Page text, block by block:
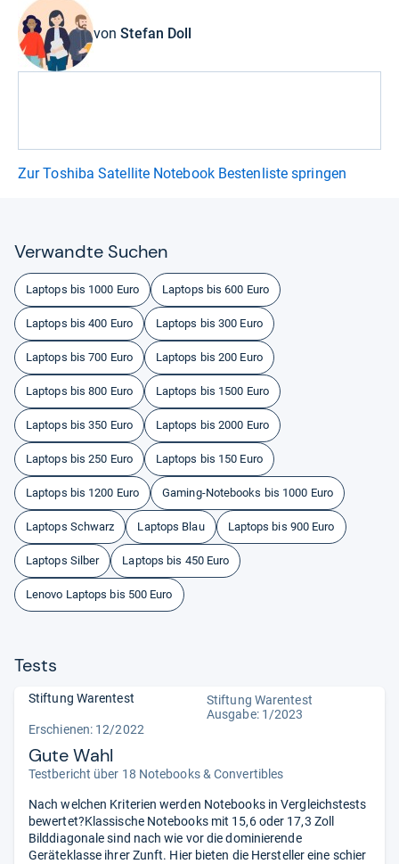
vonStefan Doll
Zur Toshiba Satellite Notebook Bestenliste springen
Ver­wandte Suchen
Laptops bis 1000 Euro Laptops bis 600 Euro
Laptops bis 400 Euro Laptops bis 300 Euro
Laptops bis 700 Euro Laptops bis 200 Euro
Laptops bis 800 Euro Laptops bis 1500 Euro
Laptops bis 350 Euro Laptops bis 2000 Euro
Laptops bis 250 Euro Laptops bis 150 Euro
Laptops bis 1200 Euro Gaming-Notebooks bis 1000 Euro
Laptops Schwarz Laptops Blau Laptops bis 900 Euro
Laptops Silber Laptops bis 450 Euro
Lenovo Laptops bis 500 Euro
Tests
Stiftung Warentest
Stiftung Warentest
Ausgabe: 1/2023
Erschienen: 12/2022
Gute Wahl
Testbericht über 18 Notebooks & Convertibles
Nach welchen Kriterien werden Notebooks in Vergleichstests
bewertet?Klassische Notebooks mit 15,6 oder 17,3 Zoll
Bilddiagonale sind nach wie vor die dominierende
Geräteklasse ihrer Zunft. Hier bieten die Hersteller eine schier